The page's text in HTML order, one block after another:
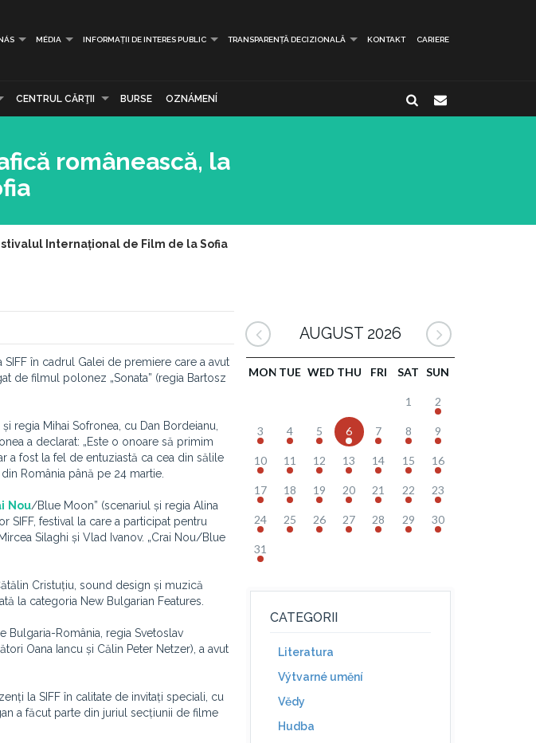
MÉDIA INFORMAȚII DE INTERES PUBLIC TRANSPARENȚĂ DECIZIONALĂ KONTAKT CARIERE
CENTRUL CĂRŢII BURSE OZNÁMENÍ
românească, la
Internațional de Film de la Sofia
în cadrul Galei de premiere care a avut
de filmul polonez „Sonata” (regia Bartosz
regia Mihai Sofronea, cu Dan Bordeianu,
a declarat: „Este o onoare să primim
a fost la fel de entuziastă ca cea din sălile
România până pe 24 martie.
Nou/Blue Moon” (scenariul și regia Alina
festival la care a participat pentru
Silaghi și Vlad Ivanov. „Crai Nou/Blue
Cristuțiu, sound design și muzică
la categoria New Bulgarian Features.
Bulgaria-România, regia Svetoslav
Oana Iancu și Călin Peter Netzer), a avut
la SIFF în calitate de invitați speciali, cu
a făcut parte din juriul secțiunii de filme
AUGUST 2026
MON TUE WED THU FRI SAT SUN
1 2
3 4 5 6 7 8 9
10 11 12 13 14 15 16
17 18 19 20 21 22 23
24 25 26 27 28 29 30
31
CATEGORII
Literatura
Výtvarné umění
Vědy
Hudba